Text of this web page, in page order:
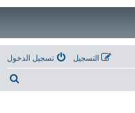
تسجيل الدخول التسجيل